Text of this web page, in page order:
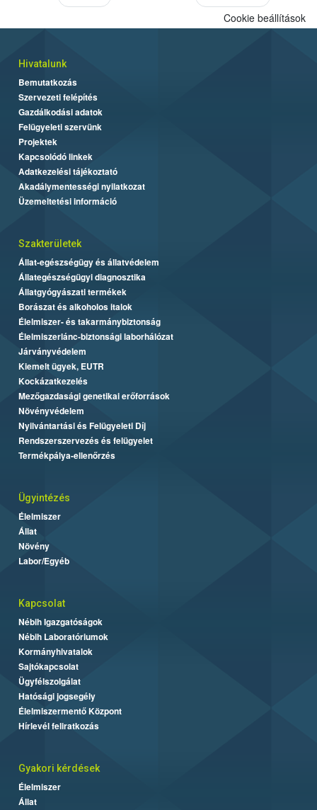
Cookie beállítások
Hivatalunk
Bemutatkozás
Szervezeti felépítés
Gazdálkodási adatok
Felügyeleti szervünk
Projektek
Kapcsolódó linkek
Adatkezelési tájékoztató
Akadálymentességi nyilatkozat
Üzemeltetési információ
Szakterületek
Állat-egészségügy és állatvédelem
Állategészségügyi diagnosztika
Állatgyógyászati termékek
Borászat és alkoholos italok
Élelmiszer- és takarmánybiztonság
Élelmiszerlánc-biztonsági laborhálózat
Járványvédelem
Kiemelt ügyek, EUTR
Kockázatkezelés
Mezőgazdasági genetikai erőforrások
Növényvédelem
Nyilvántartási és Felügyeleti Díj
Rendszerszervezés és felügyelet
Termékpálya-ellenőrzés
Ügyintézés
Élelmiszer
Állat
Növény
Labor/Egyéb
Kapcsolat
Nébih Igazgatóságok
Nébih Laboratóriumok
Kormányhivatalok
Sajtókapcsolat
Ügyfélszolgálat
Hatósági jogsegély
Élelmiszermentő Központ
Hírlevél feliratkozás
Gyakori kérdések
Élelmiszer
Állat